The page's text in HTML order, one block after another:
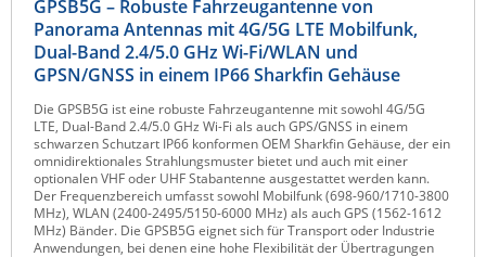
Raritan
Riello UPS
Server Technology
Siretta
SIRIO Antenne
Sunbird
Tactical Software
GPSB5G – Robuste Fahrzeugantenne von
Panorama Antennas mit 4G/5G LTE Mobilfunk,
Dual-Band 2.4/5.0 GHz Wi-Fi/WLAN und
GPSN/GNSS in einem IP66 Sharkfin Gehäuse
Die GPSB5G ist eine robuste Fahrzeugantenne mit sowohl 4G/5G
LTE, Dual-Band 2.4/5.0 GHz Wi-Fi als auch GPS/GNSS in einem
schwarzen Schutzart IP66 konformen OEM Sharkfin Gehäuse, der ein
omnidirektionales Strahlungsmuster bietet und auch mit einer
optionalen VHF oder UHF Stabantenne ausgestattet werden kann.
Der Frequenzbereich umfasst sowohl Mobilfunk (698-960/1710-3800
MHz), WLAN (2400-2495/5150-6000 MHz) als auch GPS (1562-1612
MHz) Bänder. Die GPSB5G eignet sich für Transport oder Industrie
Anwendungen, bei denen eine hohe Flexibilität der Übertragungen